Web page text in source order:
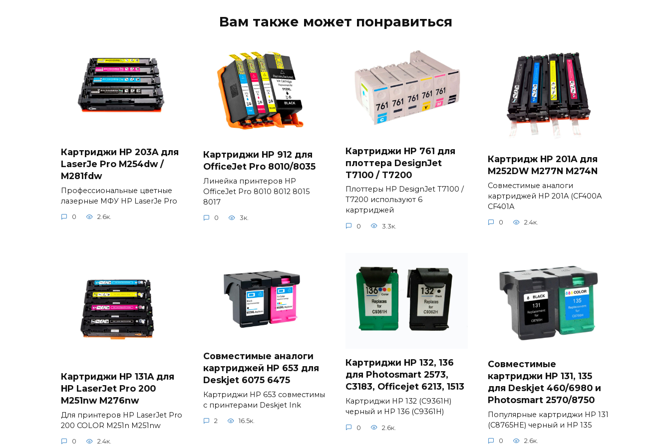
Вам также может понравиться
Картриджи HP 203A для
LaserJe Pro M254dw /
M281fdw
Профессиональные цветные
лазерные МФУ HP LaserJe Pro
0 2.6к.
Картриджи HP 912 для
OfficeJet Pro 8010/8035
Линейка принтеров HP
OfficeJet Pro 8010 8012 8015
8017
0 3к.
Картриджи HP 761 для
плоттера DesignJet
T7100 / T7200
Плоттеры HP DesignJet T7100 /
T7200 используют 6
картриджей
0 3.3к.
Картридж HP 201A для
M252DW M277N M274N
Совместимые аналоги
картриджей HP 201A (CF400A
CF401A
0 2.4к.
Картриджи HP 131A для
HP LaserJet Pro 200
M251nw M276nw
Для принтеров HP LaserJet Pro
200 COLOR M251n M251nw
0 2.4к.
Совместимые аналоги
картриджей HP 653 для
Deskjet 6075 6475
Картриджи HP 653 совместимы
с принтерами Deskjet Ink
2 16.5к.
Картриджи HP 132, 136
для Photosmart 2573,
C3183, Officejet 6213, 1513
Картриджи HP 132 (C9361H)
черный и HP 136 (C9361H)
0 2.6к.
Совместимые
картриджи HP 131, 135
для Deskjet 460/6980 и
Photosmart 2570/8750
Популярные картриджи HP 131
(C8765HE) черный и HP 135
0 2.6к.